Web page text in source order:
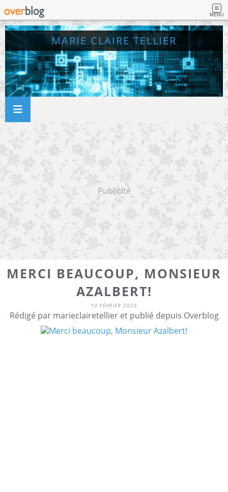
MENU
MARIE CLAIRE TELLIER
Publicité
MERCI BEAUCOUP, MONSIEUR
AZALBERT!
13 FÉVRIER 2025
Rédigé par marieclairetellier et publié depuis Overblog